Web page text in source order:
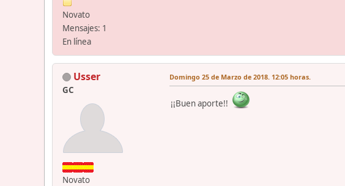
Novato
Mensajes: 1
En línea
Usser
GC
Novato
Domingo 25 de Marzo de 2018. 12:05 horas.
¡¡Buen aporte!!